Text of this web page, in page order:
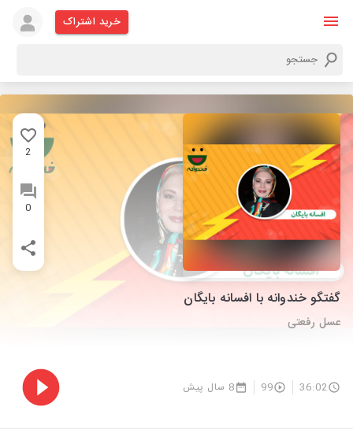
خرید اشتراک
2
0
گفتگو خندوانه با افسانه بایگان
عسل رفعتی
36:02
99 8 سال پیش